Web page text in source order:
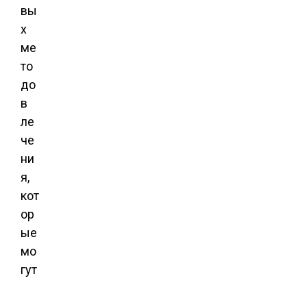
вы
х
ме
то
до
в
ле
че
ни
я,
кот
ор
ые
мо
гут